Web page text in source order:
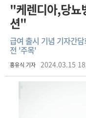
"케렌디아,당뇨
션"
급여 출시 기념 기자간
전 '주목'
홍유식 기자 2024.03.15